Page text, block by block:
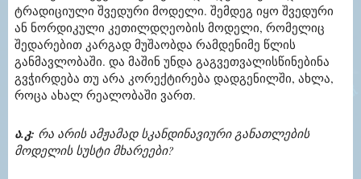
ტრადიციული შვედური მოდელი. შემდეგ იყო შვედური
ან ნორდიკული კეთილდღეობის მოდელი, რომელიც
შედარებით კარგად მუშაობდა რამდენიმე წლის
განმავლობაში. და მაშინ უნდა გაგვეთვალისწინებინა
გვჭირდება თუ არა კორექტირება დადგენილში, ახლა,
როცა ახალ რეალობაში ვართ.
ა.კ: რა არის ამჟამად სკანდინავიური განათლების
მოდელის სუსტი მხარეები?